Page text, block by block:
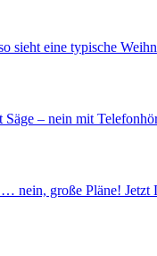
sieht eine typische
– nein mit
nein, große Pläne!